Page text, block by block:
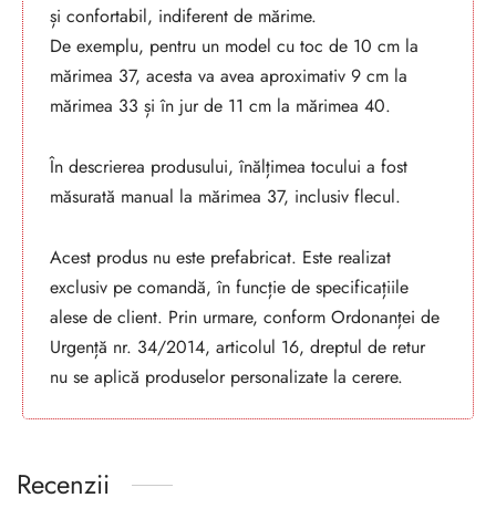
și confortabil, indiferent de mărime.
De exemplu, pentru un model cu toc de 10 cm la
mărimea 37, acesta va avea aproximativ 9 cm la
mărimea 33 și în jur de 11 cm la mărimea 40.
În descrierea produsului, înălțimea tocului a fost
măsurată manual la mărimea 37, inclusiv flecul.
Acest produs nu este prefabricat. Este realizat
exclusiv pe comandă, în funcție de specificațiile
alese de client. Prin urmare, conform Ordonanței de
Urgență nr. 34/2014, articolul 16, dreptul de retur
nu se aplică produselor personalizate la cerere.
Recenzii